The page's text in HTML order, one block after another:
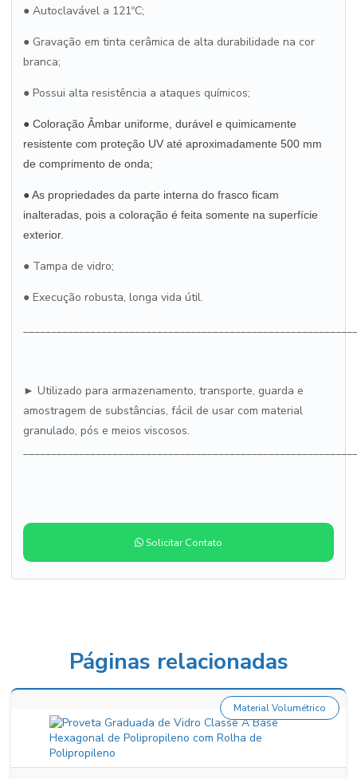
● Autoclavável a 121ºC;
● Gravação em tinta cerâmica de alta durabilidade na cor
branca;
● Possui alta resistência a ataques químicos;
● Coloração Âmbar uniforme, durável e quimicamente
resistente com proteção UV até aproximadamente 500 mm
de comprimento de onda;
● As propriedades da parte interna do frasco ficam
inalteradas, pois a coloração é feita somente na superfície
exterior.
● Tampa de vidro;
● Execução robusta, longa vida útil.
► Utilizado para armazenamento, transporte, guarda e
amostragem de substâncias, fácil de usar com material
granulado, pós e meios viscosos.
Solicitar Contato
Páginas relacionadas
Material Volumétrico